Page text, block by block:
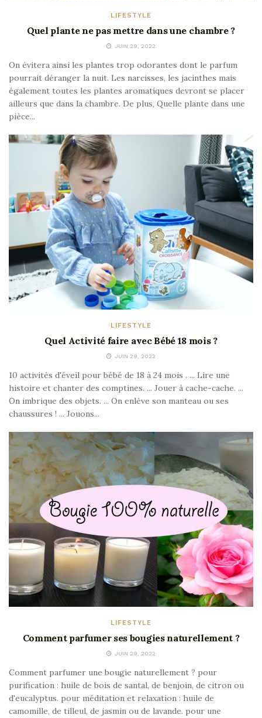
LIFESTYLE
Quel plante ne pas mettre dans une chambre ?
JUIN 29, 2022
On évitera ainsi les plantes trop odorantes dont le parfum
pourrait déranger la nuit. Les narcisses, les jacinthes mais
également toutes les plantes aromatiques devront se placer
ailleurs que dans la chambre. De plus, Quelle plante dans une
pièce...
LIFESTYLE
Quel Activité faire avec Bébé 18 mois ?
JUIN 29, 2022
10 activités d'éveil pour bébé de 18 à 24 mois . ... Lire une
histoire et chanter des comptines. ... Jouer à cache-cache. ...
On imbrique des objets. ... On enlève son manteau ou ses
chaussures ! ... Jouons...
LIFESTYLE
Comment parfumer ses bougies naturellement ?
JUIN 29, 2022
Comment parfumer une bougie naturellement ? pour
purification : huile de bois de santal, de benjoin, de citron ou
d'eucalyptus. pour méditation et relaxation : huile de
camomille, de tilleul, de jasmin ou de lavande. pour une